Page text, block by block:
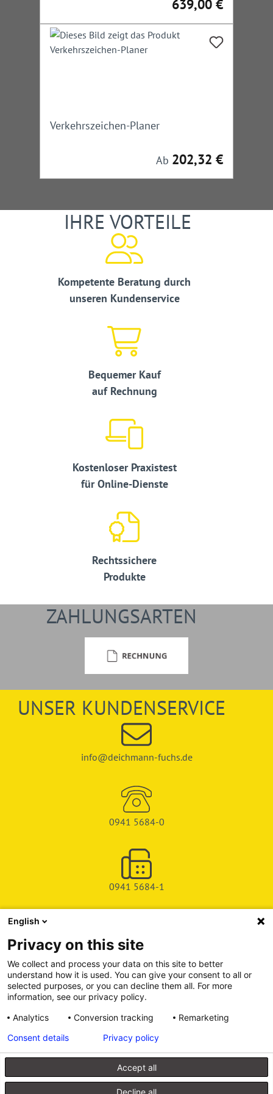
Regulärer Preis:
639,00 €
Verkehrszeichen-Planer
Regulärer Preis:
Ab 202,32 €
IHRE VORTEILE
Kompetente Beratung durch
unseren Kundenservice
Bequemer Kauf
auf Rechnung
Kostenloser Praxistest
für Online-Dienste
Rechtssichere
Produkte
ZAHLUNGSARTEN
UNSER KUNDENSERVICE
info@deichmann-fuchs.de
0941 5684-0
0941 5684-1
SHOP
SERVICE & SUPPORT
DEICHMAN-FUCHS VERLAG
Alle Preise inkl. gesetzl. Mehrwertsteuer zzgl. Versandkosten, wenn
nicht anders angegeben.
© 2026 Walhalla u. Praetoria Verlag GmbH & Co. KG
English
Privacy on this site
We collect and process your data on this site to better
understand how it is used. You can give your consent to all or
selected purposes, or you can decline them all. For more
information, see our privacy policy.
Analytics
Conversion tracking Remarketing
Accept all
Decline all
Consent details Privacy policy